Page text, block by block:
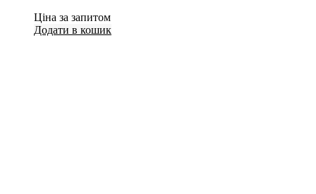
Ціна за запитом
Додати в кошик